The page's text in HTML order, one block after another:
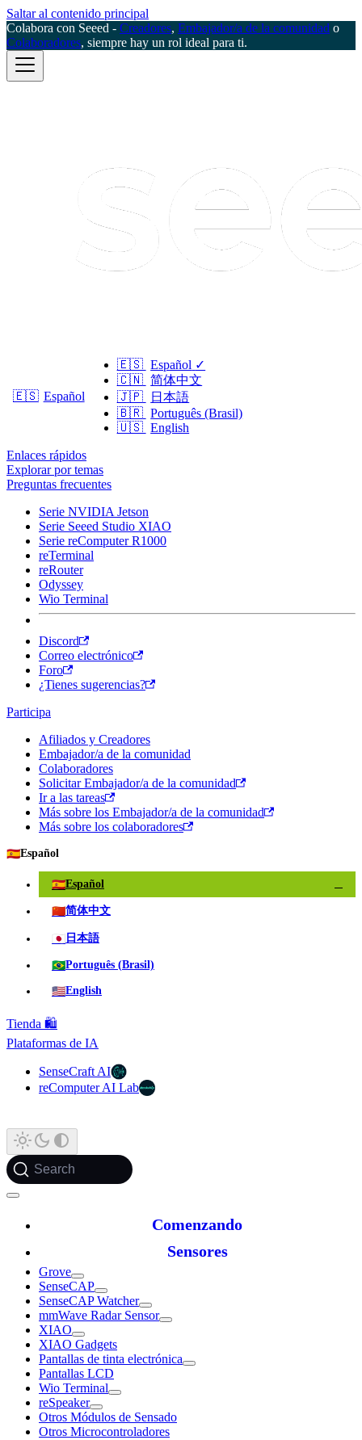
Saltar al contenido principal
Colabora con Seeed - Creadores, Embajador/a de la comunidad o
Colaboradores, siempre hay un rol ideal para ti.
🇪🇸 Español
🇪🇸 Español ✓
🇨🇳 简体中文
🇯🇵
日本語
🇧🇷 Português (Brasil)
🇺🇸 English
Enlaces rápidos
Explorar por temas
Preguntas frecuentes
Serie NVIDIA Jetson
Serie Seeed Studio XIAO
Serie reComputer R1000
reTerminal
reRouter
Odyssey
Wio Terminal
Discord
Correo electrónico
Foro
¿Tienes sugerencias?
Participa
Afiliados y Creadores
Embajador/a de la comunidad
Colaboradores
Solicitar Embajador/a de la comunidad
Ir a las tareas
Más sobre los Embajador/a de la comunidad
Más sobre los colaboradores
🇪🇸Español
🇪🇸Español
🇨🇳简体中文
🇯🇵 日本語
🇧🇷Português (Brasil)
🇺🇸English
Tienda 🛍️
Plataformas de IA
SenseCraft AI
reComputer AI Lab
Search
Comenzando
Sensores
Grove
SenseCAP
SenseCAP Watcher
mmWave Radar Sensor
XIAO
XIAO Gadgets
Pantallas de tinta electrónica
Pantallas LCD
Wio Terminal
reSpeaker
Otros Módulos de Sensado
Otros Microcontroladores